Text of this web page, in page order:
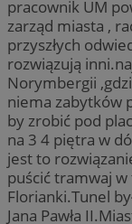
pracownik UM
zarząd miasta ,
przyszłych
rozwiązują
Norymbergii
niema zabytków
by zrobić pod
na 3 4 piętra w
jest to
puścić tramwaj
Florianki.Tunel
Jana Pawła